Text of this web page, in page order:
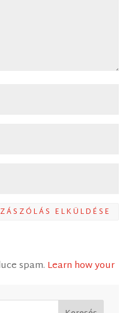
ELKÜLDÉSE
spam. Learn how your